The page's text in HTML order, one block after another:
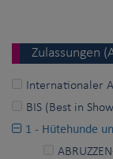
Zulassungen
Internationaler
BIS (Best in
1 - Hütehunde